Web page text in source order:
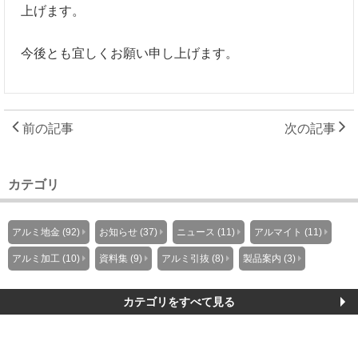
上げます。
今後とも宜しくお願い申し上げます。
前の記事 次の記事
カテゴリ
アルミ地金 (92) お知らせ (37) ニュース (11) アルマイト (11)
アルミ加工 (10) 資料集 (9) アルミ引抜 (8) 製品案内 (3)
カテゴリをすべて見る